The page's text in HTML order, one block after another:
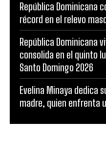
República Dominicana
récord en el relevo
República Dominicana
consolida en el quinto
Santo Domingo 2026
Evelina Minaya dedica
madre, quien enfrenta